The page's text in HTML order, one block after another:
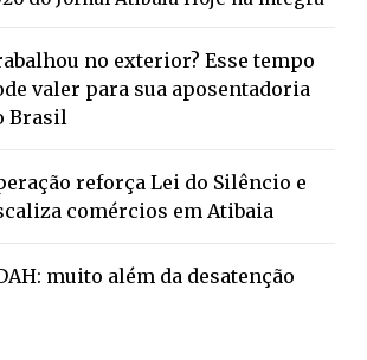
no exterior? Esse tempo
valer para sua aposentadoria
Brasil
reforça Lei do Silêncio e
comércios em Atibaia
muito além da desatenção